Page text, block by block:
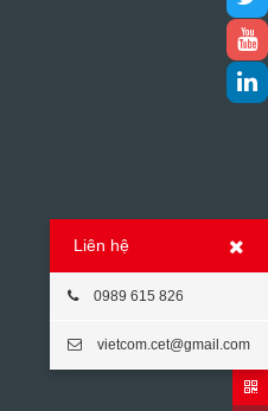
Liên hệ
0989 615 826
vietcom.cet@gmail.com